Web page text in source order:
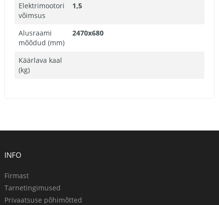
Elektrimootori
võimsus
1,5
Alusraami
mõõdud (mm)
2470x680
Käärlava kaal
(kg)
INFO
Firmast
Tarnetingimused
Privaatsuse põhimõtted